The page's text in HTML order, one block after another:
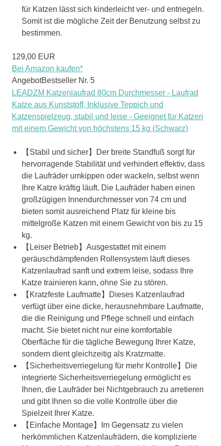
für Katzen lässt sich kinderleicht ver- und entriegeln.
Somit ist die mögliche Zeit der Benutzung selbst zu
bestimmen.
129,00 EUR
Bei Amazon kaufen*
AngebotBestseller Nr. 5
LEADZM Katzenlaufrad 80cm Durchmesser - Laufrad
Katze aus Kunststoff, Inklusive Teppich und
Katzenspielzeug, stabil und leise - Geeignet für Katzen
mit einem Gewicht von höchstens 15 kg (Schwarz)
【Stabil und sicher】Der breite Standfuß sorgt für
hervorragende Stabilität und verhindert effektiv, dass
die Laufräder umkippen oder wackeln, selbst wenn
Ihre Katze kräftig läuft. Die Laufräder haben einen
großzügigen Innendurchmesser von 74 cm und
bieten somit ausreichend Platz für kleine bis
mittelgroße Katzen mit einem Gewicht von bis zu 15
kg.
【Leiser Betrieb】Ausgestattet mit einem
geräuschdämpfenden Rollensystem läuft dieses
Katzenlaufrad sanft und extrem leise, sodass Ihre
Katze trainieren kann, ohne Sie zu stören.
【Kratzfeste Laufmatte】Dieses Katzenlaufrad
verfügt über eine dicke, herausnehmbare Laufmatte,
die die Reinigung und Pflege schnell und einfach
macht. Sie bietet nicht nur eine komfortable
Oberfläche für die tägliche Bewegung Ihrer Katze,
sondern dient gleichzeitig als Kratzmatte.
【Sicherheitsverriegelung für mehr Kontrolle】Die
integrierte Sicherheitsverriegelung ermöglicht es
Ihnen, die Laufräder bei Nichtgebrauch zu arretieren
und gibt Ihnen so die volle Kontrolle über die
Spielzeit Ihrer Katze.
【Einfache Montage】Im Gegensatz zu vielen
herkömmlichen Katzenlaufrädern, die komplizierte